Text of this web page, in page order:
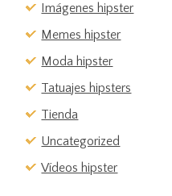
Imágenes hipster
Memes hipster
Moda hipster
Tatuajes hipsters
Tienda
Uncategorized
Vídeos hipster